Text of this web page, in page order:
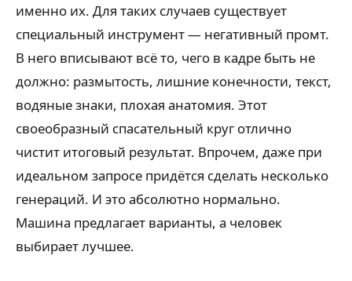
именно их. Для таких случаев существует
специальный инструмент — негативный промт.
В него вписывают всё то, чего в кадре быть не
должно: размытость, лишние конечности, текст,
водяные знаки, плохая анатомия. Этот
своеобразный спасательный круг отлично
чистит итоговый результат. Впрочем, даже при
идеальном запросе придётся сделать несколько
генераций. И это абсолютно нормально.
Машина предлагает варианты, а человек
выбирает лучшее.